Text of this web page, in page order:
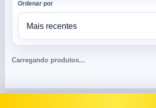
Ordenar por
Carregando produtos...